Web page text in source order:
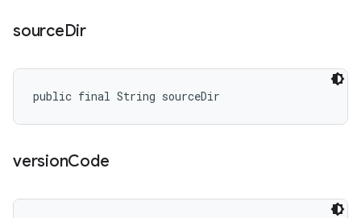
sourceDir
public final String sourceDir
versionCode